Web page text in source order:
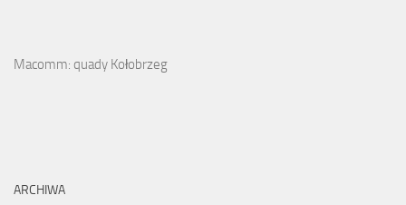
Macomm: quady Kołobrzeg
ARCHIWA